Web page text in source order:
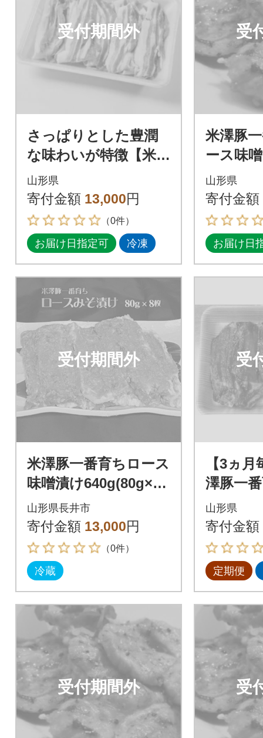
受付期間外
さっぱりとした豊潤
な味わいが特徴【米澤
豚一番育ち】 豚バラ
しゃぶしゃぶ用 (400g
×2パック)
山形県
寄付金額 13,000円
（0件）
お届け日指定可 冷凍
受
米澤豚
ース味
山形県
寄付金額
お届け日
受付期間外
米澤豚一番育ちロース
味噌漬け640g(80g×8
枚)_B014
山形県長井市
寄付金額 13,000円
（0件）
冷蔵
受
【3ヵ
澤豚一
ス味噌
山形県
寄付金額
定期便
受付期間外 受